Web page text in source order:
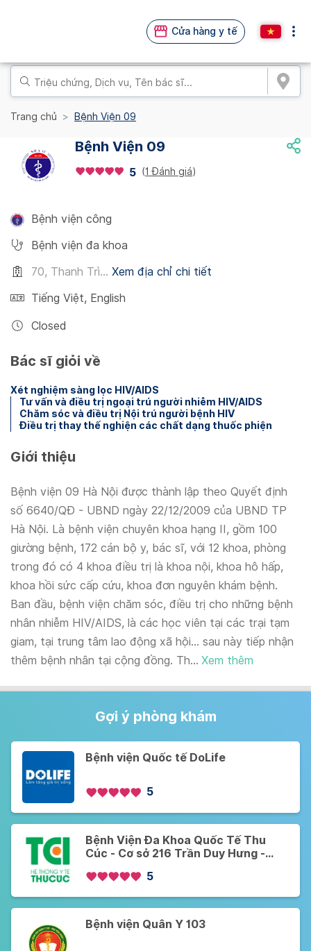
Cửa hàng y tế
Trang chủ Bệnh Viện 09
Bệnh Viện 09
5 (1 Đánh giá)
Bệnh viện công
Bệnh viện đa khoa
70, Thanh Trì... Xem địa chỉ chi tiết
Tiếng Việt, English
Closed
Bác sĩ giỏi về
Xét nghiệm sàng lọc HIV/AIDS
Tư vấn và điều trị ngoại trú người nhiễm HIV/AIDS
Chăm sóc và điều trị Nội trú người bệnh HIV
Điều trị thay thế nghiện các chất dạng thuốc phiện
Giới thiệu
Bệnh viện 09 Hà Nội được thành lập theo Quyết định
số 6640/QĐ - UBND ngày 22/12/2009 của UBND TP
Hà Nội. Là bệnh viện chuyên khoa hạng II, gồm 100
giường bệnh, 172 cán bộ y, bác sĩ, với 12 khoa, phòng
trong đó có 4 khoa điều trị là khoa nội, khoa hô hấp,
khoa hồi sức cấp cứu, khoa đơn nguyên khám bệnh.
Ban đầu, bệnh viện chăm sóc, điều trị cho những bệnh
nhân nhiễm HIV/AIDS, là các học viên tại các trại tạm
giam, tại trung tâm lao động xã hội... sau này tiếp nhận
thêm bệnh nhân tại cộng đồng. Th... Xem thêm
Gợi ý phòng khám
Bệnh viện Quốc tế DoLife
5
Bệnh Viện Đa Khoa Quốc Tế Thu
Cúc - Cơ sở 216 Trần Duy Hưng -
5
Bệnh viện Quân Y 103